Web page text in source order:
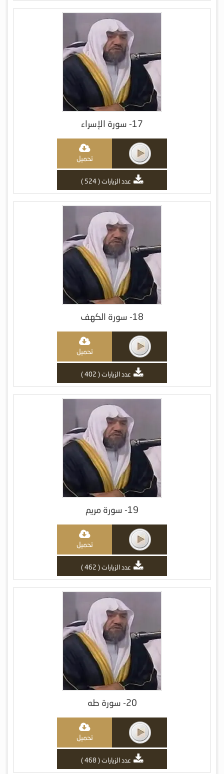
17- سورة الإسراء
تحميل
عدد الزيارات ( 524 )
18- سورة الكهف
تحميل
عدد الزيارات ( 402 )
19- سورة مريم
تحميل
عدد الزيارات ( 462 )
20- سورة طه
تحميل
عدد الزيارات ( 468 )